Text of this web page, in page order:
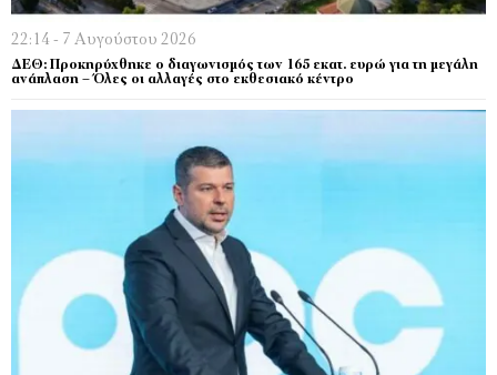
22:14 - 7 Αυγούστου 2026
ΔΕΘ: Προκηρύχθηκε ο διαγωνισμός των 165 εκατ. ευρώ για τη μεγάλη
ανάπλαση – Όλες οι αλλαγές στο εκθεσιακό κέντρο